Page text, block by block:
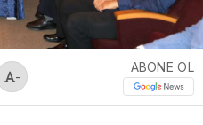
-
ABONE OL